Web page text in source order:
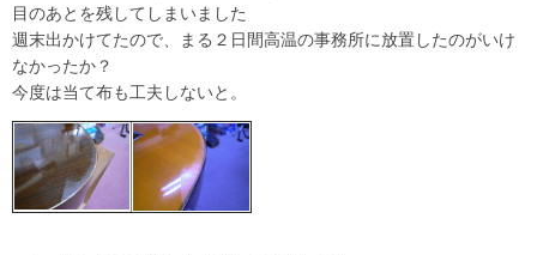
目のあとを残してしまいました
週末出かけてたので、まる２日間高温の事務所に放置したのがいけ
なかったか？
今度は当て布も工夫しないと。